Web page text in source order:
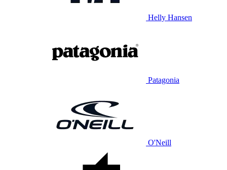
Helly Hansen
Patagonia
O'Neill